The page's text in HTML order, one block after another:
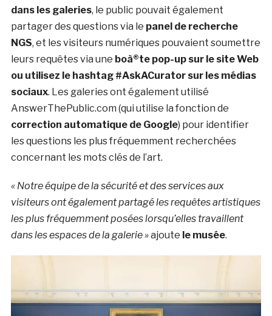
dans les galeries, le public pouvait également
partager des questions via le panel de recherche
NGS, et les visiteurs numériques pouvaient soumettre
leurs requêtes via une boà®te pop-up sur le site Web
ou utilisez le hashtag #AskACurator sur les médias
sociaux. Les galeries ont également utilisé
AnswerThePublic.com (qui utilise la fonction de
correction automatique de Google) pour identifier
les questions les plus fréquemment recherchées
concernant les mots clés de l’art.
« Notre équipe de la sécurité et des services aux
visiteurs ont également partagé les requêtes artistiques
les plus fréquemment posées lorsqu’elles travaillent
dans les espaces de la galerie »ajoute le musée.